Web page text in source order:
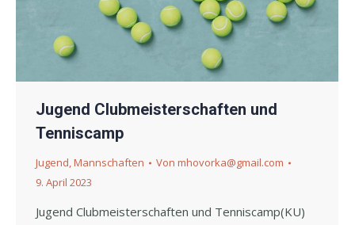
Jugend Clubmeisterschaften und
Tenniscamp
Jugend,Mannschaften Von mhovorka@gmail.com
9. April 2023
Jugend Clubmeisterschaften und Tenniscamp(KU)